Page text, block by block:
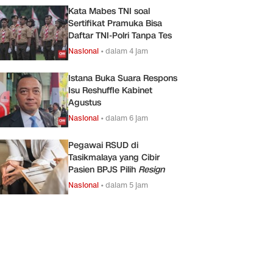
Kata Mabes TNI soal
Sertifikat Pramuka Bisa
Daftar TNI-Polri Tanpa Tes
Nasional •dalam 4 jam
Istana Buka Suara Respons
Isu Reshuffle Kabinet
Agustus
Nasional •dalam 6 jam
Pegawai RSUD di
Tasikmalaya yang Cibir
Pasien BPJS Pilih Resign
Nasional •dalam 5 jam